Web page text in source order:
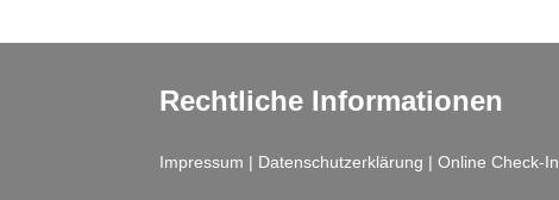
Rechtliche Informationen
Impressum | Datenschutzerklärung |Online Check-In